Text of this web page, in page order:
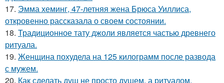
17. Эмма хеминг, 47-летняя жена Брюса Уиллиса,
откровенно рассказала о своем состоянии.
18. Традиционное тату джоли является частью древнего
ритуала.
19. Женщина похудела на 125 килограмм после развода
с мужем.
20. Как сделать душ не просто душем, а ритуалом.